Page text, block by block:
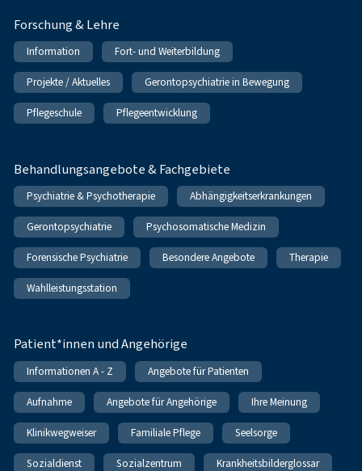
Forschung & Lehre
Information Fort- und Weiterbildung
Projekte / Aktuelles Gerontopsychiatrie in Bewegung
Pflegeschule Pflegeentwicklung
Behandlungsangebote & Fachgebiete
Psychiatrie & Psychotherapie Abhängigkeitserkrankungen
Gerontopsychiatrie Psychosomatische Medizin
Forensische Psychiatrie Besondere Angebote Therapie
Wahlleistungsstation
Patient*innen und Angehörige
Informationen A - Z Angebote für Patienten
Aufnahme Angebote für Angehörige Ihre Meinung
Klinikwegweiser Familiale Pflege Seelsorge
Sozialdienst Sozialzentrum Krankheitsbilderglossar